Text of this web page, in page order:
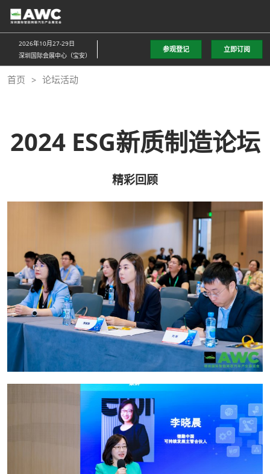
直
接
跳
至
内
2026年10月27-29日
深圳国际会展中心（宝安）
参观登记 立即订阅
首页 论坛活动
2024 ESG新质制造论坛
精彩回顾